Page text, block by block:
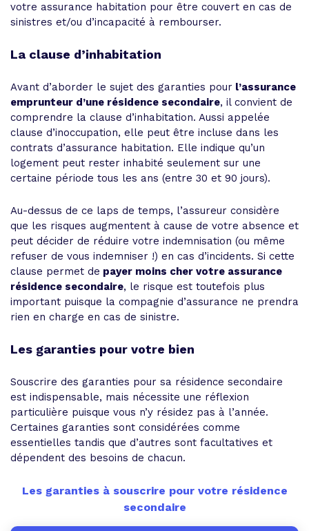
votre assurance habitation pour être couvert en cas de
sinistres et/ou d’incapacité à rembourser.
La clause d’inhabitation
Avant d’aborder le sujet des garanties pour l’assurance
emprunteur d’une résidence secondaire, il convient de
comprendre la clause d’inhabitation. Aussi appelée
clause d’inoccupation, elle peut être incluse dans les
contrats d’assurance habitation. Elle indique qu’un
logement peut rester inhabité seulement sur une
certaine période tous les ans (entre 30 et 90 jours).
Au-dessus de ce laps de temps, l’assureur considère
que les risques augmentent à cause de votre absence et
peut décider de réduire votre indemnisation (ou même
refuser de vous indemniser !) en cas d’incidents. Si cette
clause permet de payer moins cher votre assurance
résidence secondaire, le risque est toutefois plus
important puisque la compagnie d’assurance ne prendra
rien en charge en cas de sinistre.
Les garanties pour votre bien
Souscrire des garanties pour sa résidence secondaire
est indispensable, mais nécessite une réflexion
particulière puisque vous n’y résidez pas à l’année.
Certaines garanties sont considérées comme
essentielles tandis que d’autres sont facultatives et
dépendent des besoins de chacun.
Les garanties à souscrire pour votre résidence
secondaire